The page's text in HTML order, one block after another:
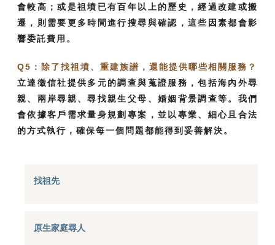
會較高；或是祖墳已有百年以上的歷史，經過改建或搬
遷，則需要更多時間進行搜尋與確認，這些因素都會影
響委託費用。
Q5：除了找祖墳、重建族譜，還能提供哪些相關服務？
立達徵信社提供多元的調查與蒐證服務，包括海內外尋
親、兩岸尋親、尋找親生父母、婚姻背景調查等。我們
會依據客戶需求量身規劃專案，並以專業、細心且合法
的方式執行，確保每一個問題都能得到妥善解決。
找祖先
原生家庭尋人